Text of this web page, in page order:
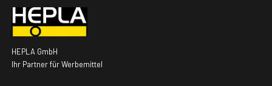
HEPLA GmbH
Ihr Partner für Werbemittel